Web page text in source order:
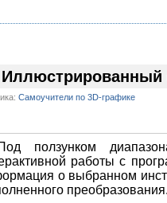
Иллюстрированный
Самоучители по 3D-графике
ползунком
работы с
о выбранном
преобразования.